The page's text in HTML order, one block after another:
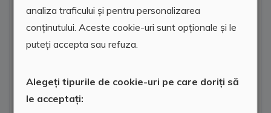
analiza traficului și pentru personalizarea
conținutului. Aceste cookie-uri sunt opționale și le
puteți accepta sau refuza.
Alegeți tipurile de cookie-uri pe care doriți să
le acceptați: